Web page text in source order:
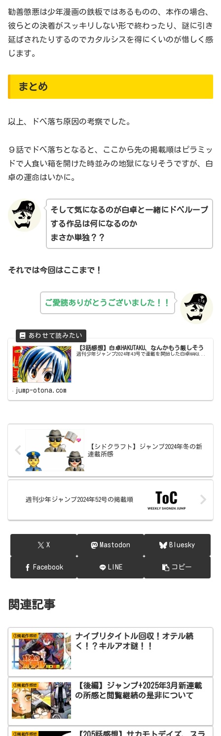
勧善懲悪は少年漫画の鉄板ではあるものの、本作の場合、
彼らとの決着がスッキリしない形で終わったり、謎に引き
延ばされたりするのでカタルシスを得にくいのが惜しく感
じます。
まとめ
以上、ドべ落ち原因の考察でした。
９話でドべ落ちとなると、ここから先の掲載順はピラミッ
ドで人食い箱を開けた時並みの地獄になりそうですが、白
卓の運命はいかに。
そして気になるのが白卓と一緒にドベループ
する作品は何になるのか
まさか単独？？
それでは今回はここまで！
ご愛読ありがとうございました！！
【3話感想】白卓HAKUTAKU、なんかもう厳しそう
週刊少年ジャンプ2024年43号で連載を開始した白卓HAKU...
jump-otona.com
【シドクラフト】ジャンプ2024年冬の新
連載所感
週刊少年ジャンプ2024年52号の掲載順
X Mastodon Bluesky
Facebook LINE コピー
関連記事
①掲載作感想
ナイプリタイトル回収！オテル続
く！？キルアオ謎！！
①掲載作感想
【後編】ジャンプ+2025年3月新連載
の所感と閲覧継続の是非について
①掲載作感想